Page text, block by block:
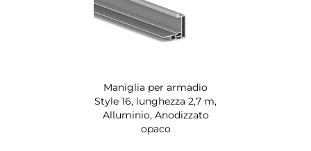
Maniglia per armadio
Style 16, lunghezza 2,7 m,
Alluminio, Anodizzato
opaco